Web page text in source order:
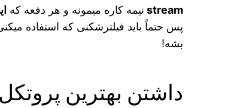
stream نیمه کاره میمونه و هر دفعه که
پس حتماً باید فیلترشکنی که استفاده
بشه!
داشتن بهترین